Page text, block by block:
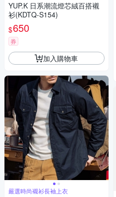
YUP.K 日系潮流燈芯絨百搭襯
衫(KDTQ-S154)
$650
券
加入購物車
嚴選時尚襯衫長袖上衣